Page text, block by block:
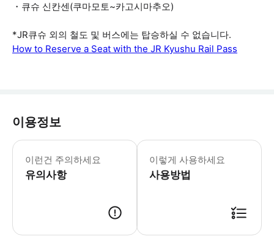
・큐슈 신칸센(쿠마모토~카고시마추오)
*JR큐슈 외의 철도 및 버스에는 탑승하실 수 없습니다.
How to Reserve a Seat with the JR Kyushu Rail Pass
이용정보
이런건 주의하세요
유의사항
1.일본 이외의 국가에서 발행된 여권
이렇게 사용하세요
사용방법